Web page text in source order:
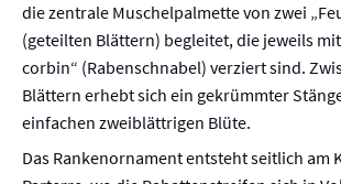
die zentrale Muschelpalmette von zwei
(geteilten Blättern) begleitet, die jeweils
corbin“ (Rabenschnabel) verziert sind.
Blättern erhebt sich ein gekrümmter
einfachen zweiblättrigen Blüte.
Das Rankenornament entsteht seitlich am